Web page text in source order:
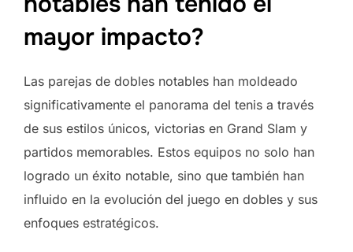
mayor impacto?
Las parejas de dobles notables han moldeado
significativamente el panorama del tenis a través
de sus estilos únicos, victorias en Grand Slam y
partidos memorables. Estos equipos no solo han
logrado un éxito notable, sino que también han
influido en la evolución del juego en dobles y sus
enfoques estratégicos.